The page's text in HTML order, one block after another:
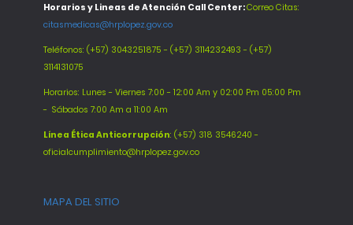
Horarios y Lineas de Atención Call Center:Correo Citas:
citasmedicas@hrplopez.gov.co
Teléfonos: (+57) 3043251875 - (+57) 3114232493 - (+57)
3114131075
Horarios: Lunes - Viernes 7:00 - 12:00 Am y 02:00 Pm 05:00 Pm
- Sábados 7:00 Am a 11:00 Am
Línea Ética Anticorrupción: (+57) 318 3546240 -
oficialcumplimiento@hrplopez.gov.co
MAPA DEL SITIO